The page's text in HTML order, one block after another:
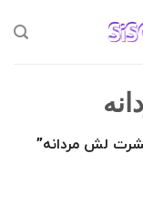
لش مردانه”